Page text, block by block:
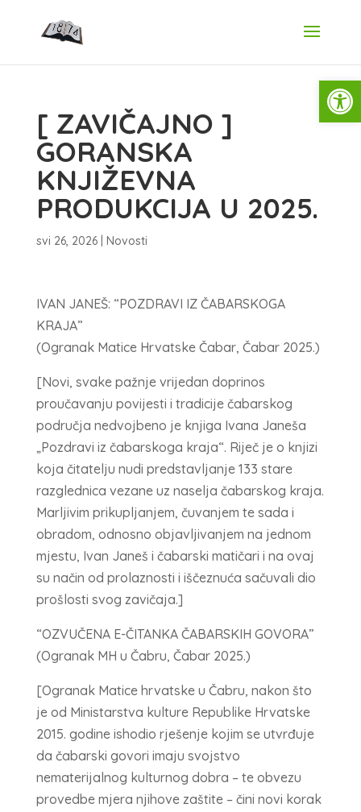
[ ZAVIČAJNO ]
GORANSKA
KNJIŽEVNA
PRODUKCIJA U 2025.
svi 26, 2026| Novosti
IVAN JANEŠ: “POZDRAVI IZ ČABARSKOGA
KRAJA”
(Ogranak Matice Hrvatske Čabar, Čabar 2025.)
[Novi, svake pažnje vrijedan doprinos
proučavanju povijesti i tradicije čabarskog
područja nedvojbeno je knjiga Ivana Janeša
„Pozdravi iz čabarskoga kraja“. Riječ je o knjizi
koja čitatelju nudi predstavljanje 133 stare
razglednica vezane uz naselja čabarskog kraja.
Marljivim prikupljanjem, čuvanjem te sada i
obradom, odnosno objavljivanjem na jednom
mjestu, Ivan Janeš i čabarski matičari i na ovaj
su način od prolaznosti i iščeznuća sačuvali dio
prošlosti svog zavičaja.]
“OZVUČENA E-ČITANKA ČABARSKIH GOVORA”
(Ogranak MH u Čabru, Čabar 2025.)
[Ogranak Matice hrvatske u Čabru, nakon što
je od Ministarstva kulture Republike Hrvatske
2015. godine ishodio rješenje kojim se utvrđuje
da čabarski govori imaju svojstvo
nematerijalnog kulturnog dobra – te obvezu
provedbe mjera njihove zaštite – čini novi korak